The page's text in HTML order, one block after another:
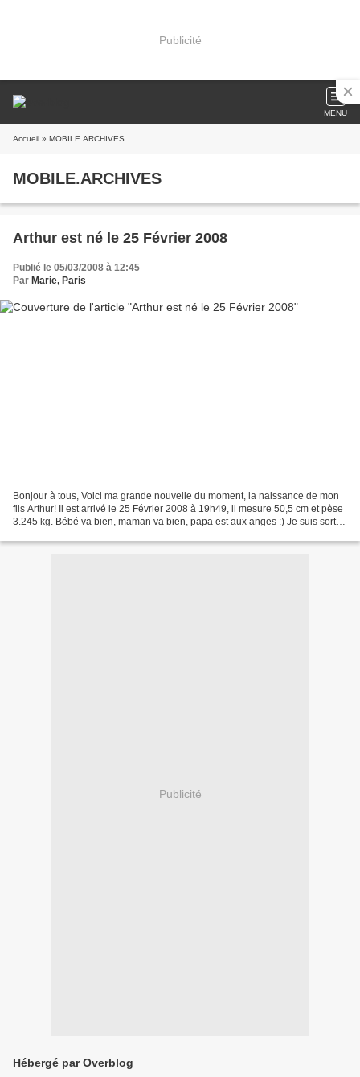
Publicité
MENU
Accueil » MOBILE.ARCHIVES
MOBILE.ARCHIVES
Arthur est né le 25 Février 2008
Publié le 05/03/2008 à 12:45
Par Marie, Paris
Bonjour à tous, Voici ma grande nouvelle du moment, la naissance de mon
fils Arthur! Il est arrivé le 25 Février 2008 à 19h49, il mesure 50,5 cm et pèse
3.245 kg. Bébé va bien, maman va bien, papa est aux anges :) Je suis sortie
Publicité
Hébergé par Overblog